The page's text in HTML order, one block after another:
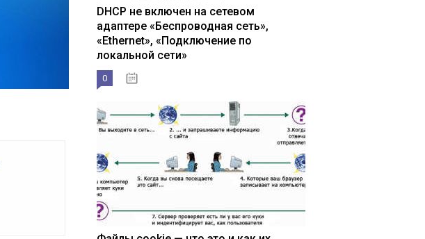
DHCP не включен на сетевом
адаптере «Беспроводная сеть»,
«Ethernet», «Подключение по
локальной сети»
0